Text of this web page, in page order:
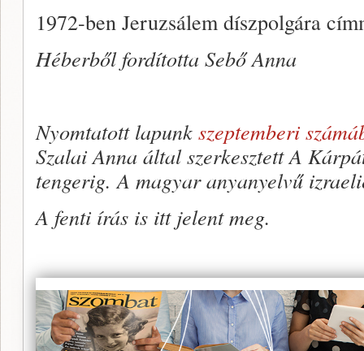
1972-ben Jeruzsálem díszpolgára
Héberből fordította Sebő Anna
Nyomtatott lapunk szeptemberi
Szalai Anna által szerkesztett A
tengerig. A magyar anyanyelvű
A fenti írás is itt jelent meg.